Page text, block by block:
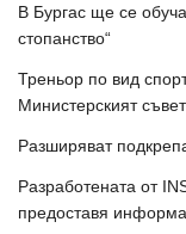
В Бургас ще се
стопанство“
Треньор по вид
Министерският съвет
Разширяват
Разработената от
предоставя